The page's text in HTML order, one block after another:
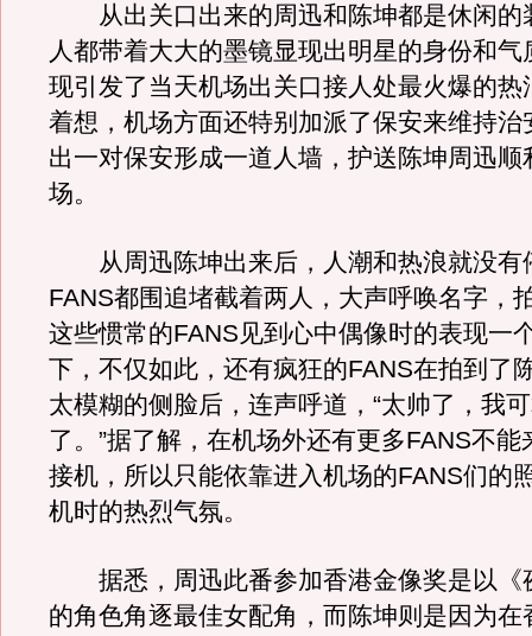
从出关口出来的周迅和陈坤都是休闲的
人都带着大大的墨镜显现出明星的身份和气
现引发了当天机场出关口接人处最火爆的热
着想，机场方面还特别加派了保安来维持治
出一对保安形成一道人墙，护送陈坤周迅顺
场。
从周迅陈坤出来后，人潮和热浪就没有
FANS都围追堵截着两人，大声呼唤名字，
这些惯常的FANS见到心中偶像时的表现一
下，不仅如此，还有疯狂的FANS在拍到了
太模糊的侧脸后，连声呼道，“太帅了，我
了。”据了解，在机场外还有更多FANS不能
接机，所以只能依靠进入机场的FANS们的
机时的热烈气氛。
据悉，周迅此番参加香港金像奖是以《
的角色角逐最佳女配角，而陈坤则是因为在